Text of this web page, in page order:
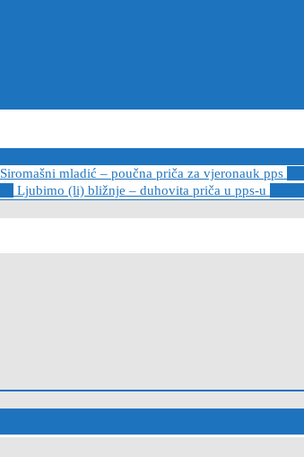
Siromašni mladić – poučna priča za vjeronauk pps
Ljubimo (li) bližnje – duhovita priča u pps-u